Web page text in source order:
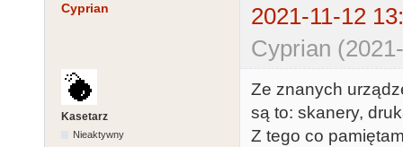
Cyprian
2021-11-12
Cyprian
Kasetarz
Nieaktywny
Ze znanych
są to: skanery,
Z tego co